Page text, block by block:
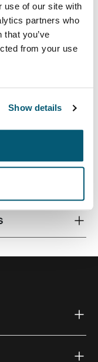
use of our site with
partners who
you’ve
from your use
Show details
en cours.